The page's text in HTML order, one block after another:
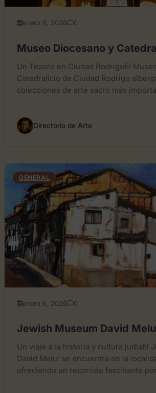
enero 6, 2026 0
Museo Diocesano y
Un Tesoro en Ciudad RodrigoEl
Catedralicio de Ciudad Rodrigo
colecciones de arte sacro más
Directorio de Arte
GENERAL
enero 6, 2026 0
Jewish Museum David
Un viaje a la historia y cultura judíaEl
David Melul se encuentra en la
ofreciendo un recorrido fascinante